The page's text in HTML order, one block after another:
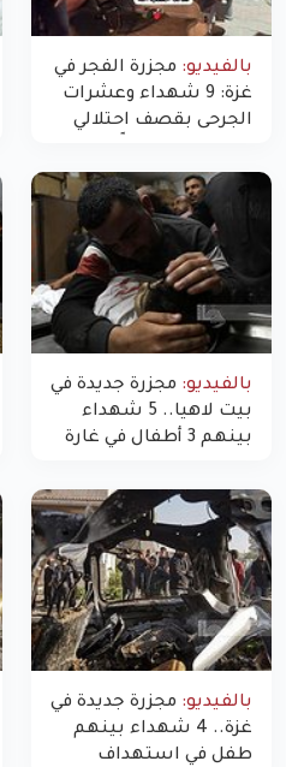
بالفيديو: مجزرة الفجر في
غزة: 9 شهداء وعشرات
الجرحى بقصف احتلالي
بالفيديو: مجزرة جديدة في
بيت لاهيا.. 5 شهداء
بينهم 3 أطفال في غارة
غزة
بالفيديو: مجزرة جديدة في
غزة.. 4 شهداء بينهم
طفل في استهداف